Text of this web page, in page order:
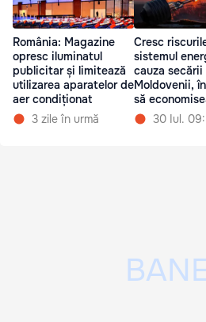
România: Magazine
opresc iluminatul
publicitar și limitează
utilizarea aparatelor de
aer condiționat
3 zile în urmă
Cresc
sistemul
cauza secării
Moldovenii,
să
30 Iul.